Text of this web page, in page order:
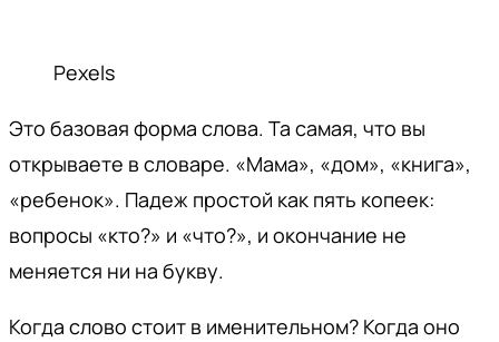
Pexels
Это базовая форма слова. Та самая, что вы
открываете в словаре. «Мама», «дом», «книга»,
«ребенок». Падеж простой как пять копеек:
вопросы «кто?» и «что?», и окончание не
меняется ни на букву.
Когда слово стоит в именительном? Когда оно